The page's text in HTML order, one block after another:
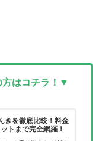
方はコチラ！▼
きを徹底比較！料金
トまで完全網羅！